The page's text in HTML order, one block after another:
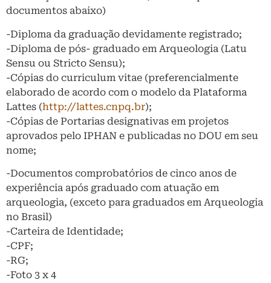
documentos abaixo)
-Diploma da graduação devidamente registrado;
-Diploma de pós- graduado em Arqueologia (Latu
Sensu ou Stricto Sensu);
-Cópias do curriculum vitae (preferencialmente
elaborado de acordo com o modelo da Plataforma
Lattes (http://lattes.cnpq.br);
-Cópias de Portarias designativas em projetos
aprovados pelo IPHAN e publicadas no DOU em seu
nome;
-Documentos comprobatórios de cinco anos de
experiência após graduado com atuação em
arqueologia, (exceto para graduados em Arqueologia
no Brasil)
-Carteira de Identidade;
-CPF;
-RG;
-Foto 3 x 4